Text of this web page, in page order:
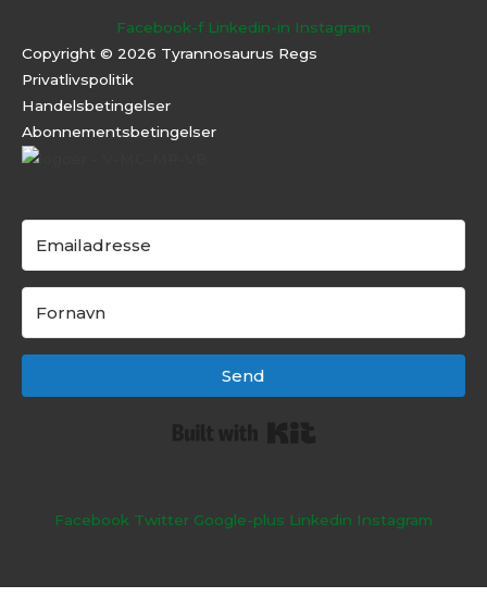
Facebook-f Linkedin-in Instagram
Copyright © 2026 Tyrannosaurus Regs
Privatlivspolitik
Handelsbetingelser
Abonnementsbetingelser
Send
Facebook Twitter Google-plus Linkedin Instagram